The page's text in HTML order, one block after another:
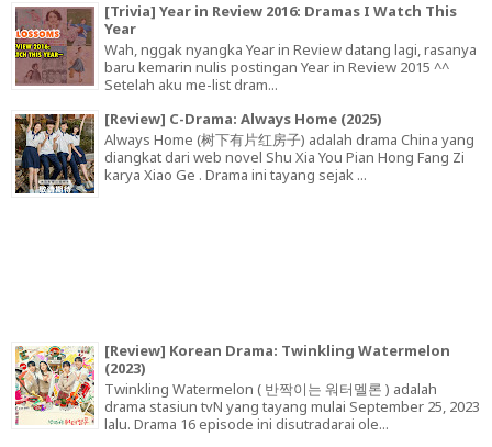
[Trivia] Year in Review 2016: Dramas I Watch This
Year
Wah, nggak nyangka Year in Review datang lagi, rasanya
baru kemarin nulis postingan Year in Review 2015 ^^
Setelah aku me-list dram...
[Review] C-Drama: Always Home (2025)
Always Home (树下有片红房子) adalah drama China yang
diangkat dari web novel Shu Xia You Pian Hong Fang Zi
karya Xiao Ge . Drama ini tayang sejak ...
[Review] Korean Drama: Twinkling Watermelon
(2023)
Twinkling Watermelon ( 반짝이는 워터멜론 ) adalah
drama stasiun tvN yang tayang mulai September 25, 2023
lalu. Drama 16 episode ini disutradarai ole...